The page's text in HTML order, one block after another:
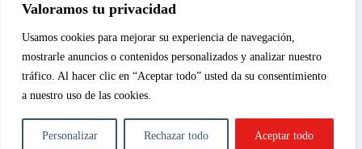
Valoramos tu privacidad
Usamos cookies para mejorar su experiencia de navegación,
mostrarle anuncios o contenidos personalizados y analizar nuestro
tráfico. Al hacer clic en “Aceptar todo” usted da su consentimiento
a nuestro uso de las cookies.
Personalizar Rechazar todo Aceptar todo
Aviso legal|Política de
privacidad|Política de
© 2026 – Spéos, curso
privado de enseñanza